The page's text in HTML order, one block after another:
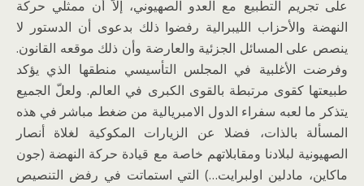
على تجريم التطبيع مع العدو الصهيوني، إلاّ أن ممثلي حركة
النهضة والأحزاب الليبرالية رفضوا ذلك بدعوى أن الدستور لا
ينصص على المسائل الجزئية والعارضة وأن ذلك موقعه القانون.
وفرضت الأغلبية في المجلس التأسيسي منطقها الذي يؤكد
طبيعتها كقوى مرتبطة بالقوى الكبرى في العالم. ولعلّ الجميع
يتذكر ما لعبه سفراء الدول الامبريالية من ضغط مباشر في هذه
المسألة بالذات، فضلا عن الزيارات المكوكية لغلاة أنصار
الصهيونية لبلادنا ومقابلاتهم خاصة مع قيادة حركة النهضة (جون
ماكاين، مادلين اولبرايت…) التي استماتت في رفض التنصيص